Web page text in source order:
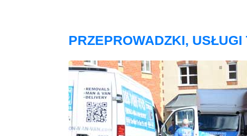
PRZEPROWADZKI,